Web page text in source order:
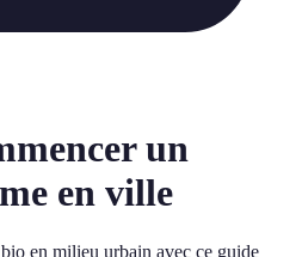
un
en ville
en milieu urbain avec ce guide